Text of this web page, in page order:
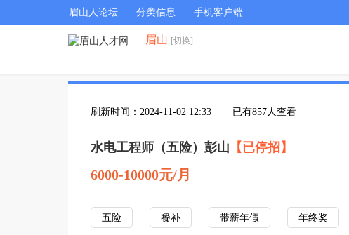
眉山人论坛 分类信息 手机客户端
眉山 [切换]
刷新时间：2024-11-02 12:33 已有857人查看
水电工程师（五险）彭山 【已停招】
6000-10000元/月
五险 餐补 带薪年假 年终奖